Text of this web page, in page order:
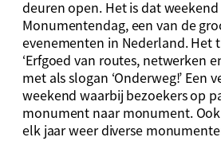
deuren open. Het is dat
Monumentendag, een van de
evenementen in Nederland. Het
‘Erfgoed van routes, netwerken
met als slogan ‘Onderweg!’ Een
weekend waarbij bezoekers op
monument naar monument.
elk jaar weer diverse